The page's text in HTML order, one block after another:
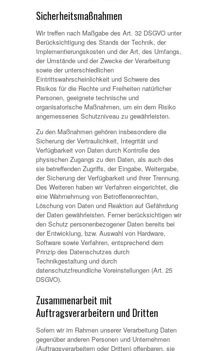
Sicherheitsmaßnahmen
Wir treffen nach Maßgabe des Art. 32 DSGVO unter
Berücksichtigung des Stands der Technik, der
Implementierungskosten und der Art, des Umfangs,
der Umstände und der Zwecke der Verarbeitung
sowie der unterschiedlichen
Eintrittswahrscheinlichkeit und Schwere des
Risikos für die Rechte und Freiheiten natürlicher
Personen, geeignete technische und
organisatorische Maßnahmen, um ein dem Risiko
angemessenes Schutzniveau zu gewährleisten.
Zu den Maßnahmen gehören insbesondere die
Sicherung der Vertraulichkeit, Integrität und
Verfügbarkeit von Daten durch Kontrolle des
physischen Zugangs zu den Daten, als auch des
sie betreffenden Zugriffs, der Eingabe, Weitergabe,
der Sicherung der Verfügbarkeit und ihrer Trennung.
Des Weiteren haben wir Verfahren eingerichtet, die
eine Wahrnehmung von Betroffenenrechten,
Löschung von Daten und Reaktion auf Gefährdung
der Daten gewährleisten. Ferner berücksichtigen wir
den Schutz personenbezogener Daten bereits bei
der Entwicklung, bzw. Auswahl von Hardware,
Software sowie Verfahren, entsprechend dem
Prinzip des Datenschutzes durch
Technikgestaltung und durch
datenschutzfreundliche Voreinstellungen (Art. 25
DSGVO).
Zusammenarbeit mit
Auftragsverarbeitern und Dritten
Sofern wir im Rahmen unserer Verarbeitung Daten
gegenüber anderen Personen und Unternehmen
(Auftragsverarbeitern oder Dritten) offenbaren, sie